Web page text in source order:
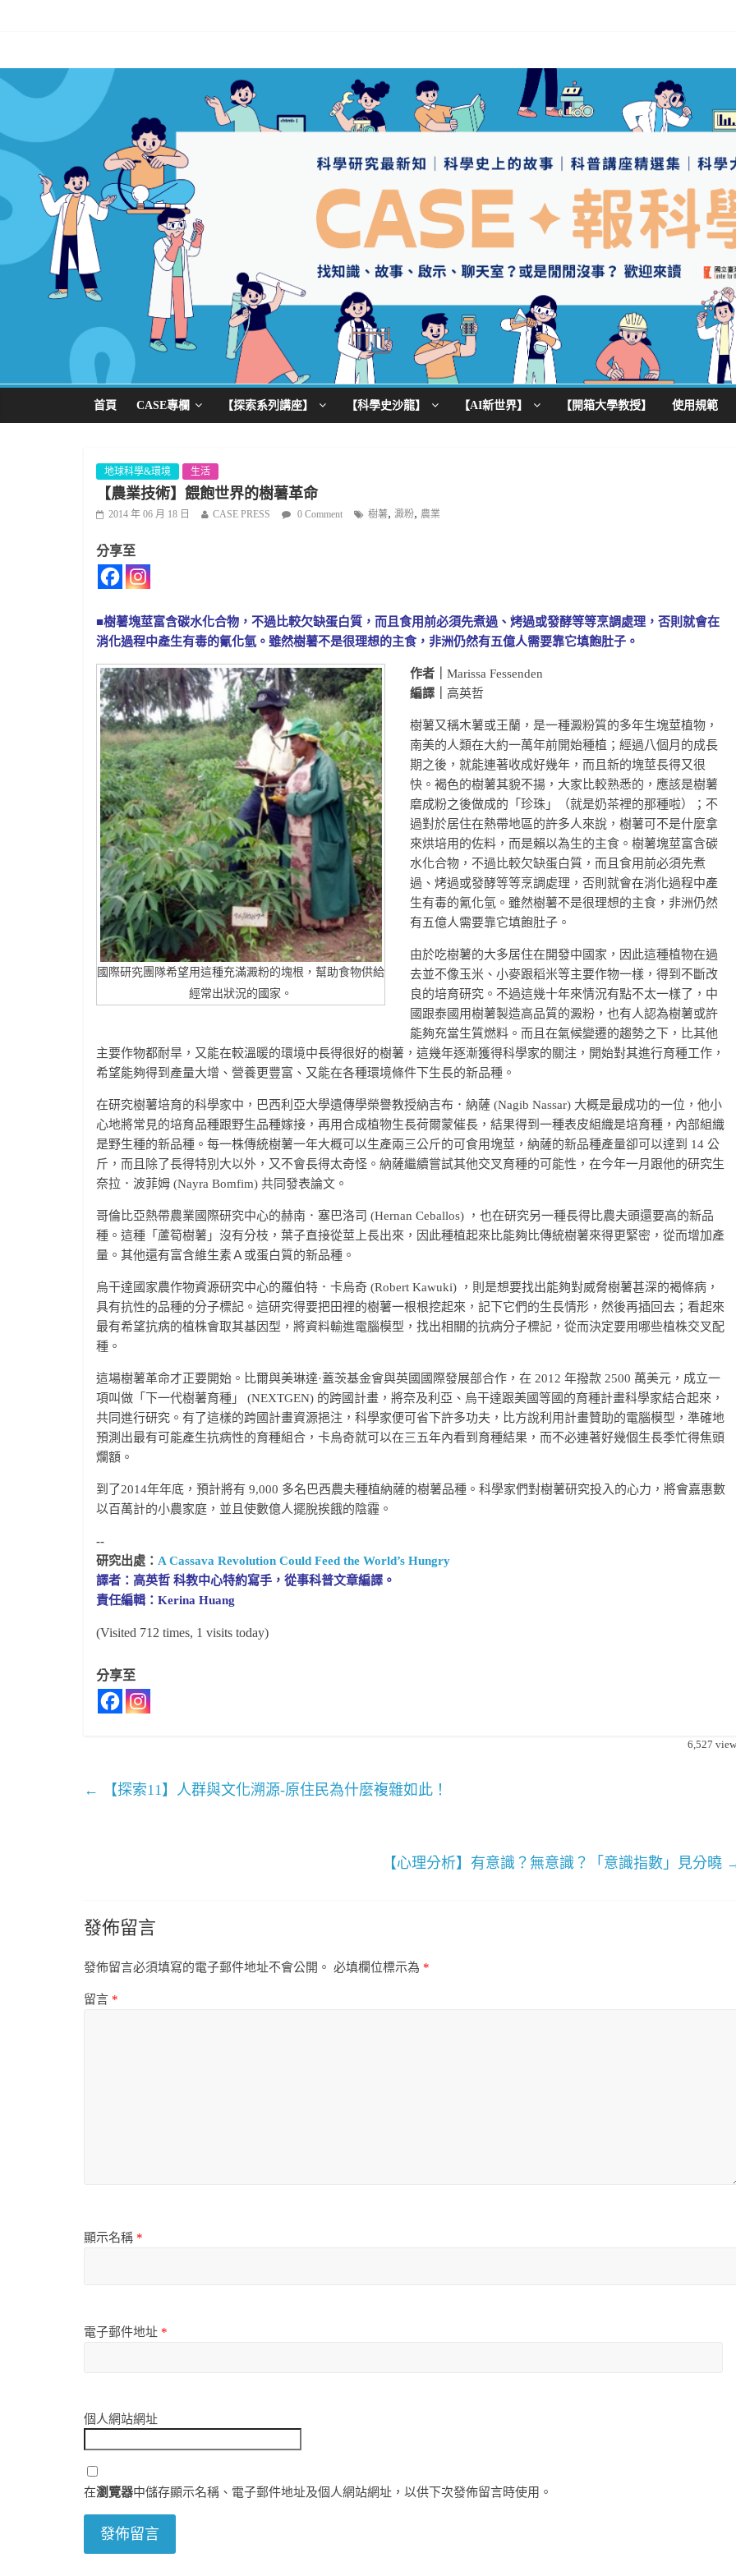
首頁 CASE專欄 【探索系列講座】 【科學史沙龍】 【AI新世界】 【開箱大學教授】 使用規範
地球科學&環境 生活
【農業技術】餵飽世界的樹薯革命
2014 年 06 月 18 日 CASE PRESS 0 Comment 樹薯, 澱粉, 農業
分享至
■樹薯塊莖富含碳水化合物，不過比較欠缺蛋白質，而且食用前必須先煮過、烤過或發酵等等烹調處理，否則就會在
消化過程中產生有毒的氰化氫。雖然樹薯不是很理想的主食，非洲仍然有五億人需要靠它填飽肚子。
國際研究團隊希望用這種充滿澱粉的塊根，幫助食物供給
經常出狀況的國家。
作者｜ Marissa Fessenden
編譯｜ 高英哲
樹薯又稱木薯或王蘭，是一種澱粉質的多年生塊莖植物，
南美的人類在大約一萬年前開始種植；經過八個月的成長
期之後，就能連著收成好幾年，而且新的塊莖長得又很
快。褐色的樹薯其貌不揚，大家比較熟悉的，應該是樹薯
磨成粉之後做成的「珍珠」（就是奶茶裡的那種啦）；不
過對於居住在熱帶地區的許多人來說，樹薯可不是什麼拿
來烘培用的佐料，而是賴以為生的主食。樹薯塊莖富含碳
水化合物，不過比較欠缺蛋白質，而且食用前必須先煮
過、烤過或發酵等等烹調處理，否則就會在消化過程中產
生有毒的氰化氫。雖然樹薯不是很理想的主食，非洲仍然
有五億人需要靠它填飽肚子。
由於吃樹薯的大多居住在開發中國家，因此這種植物在過
去並不像玉米、小麥跟稻米等主要作物一樣，得到不斷改
良的培育研究。 不過這幾十年來情況有點不太一樣了，中
國跟泰國用樹薯製造高品質的澱粉，也有人認為樹薯或許
能夠充當生質燃料。而且在氣候變遷的趨勢之下，比其他
主要作物都耐旱，又能在較溫暖的環境中長得很好的樹薯，這幾年逐漸獲得科學家的關注，開始對其進行育種工作，
希望能夠得到產量大增、營養更豐富、又能在各種環境條件下生長的新品種。
在研究樹薯培育的科學家中，巴西利亞大學遺傳學榮譽教授納吉布．納薩 (Nagib Nassar) 大概是最成功的一位，他小
心地將常見的培育品種跟野生品種嫁接，再用合成植物生長荷爾蒙催長，結果得到一種表皮組織是培育種，內部組織
是野生種的新品種。每一株傳統樹薯一年大概可以生產兩三公斤的可食用塊莖，納薩的新品種產量卻可以達到 14 公
斤，而且除了長得特別大以外，又不會長得太奇怪。納薩繼續嘗試其他交叉育種的可能性，在今年一月跟他的研究生
奈拉．波菲姆 (Nayra Bomfim) 共同發表論文。
哥倫比亞熱帶農業國際研究中心的赫南．塞巴洛司 (Hernan Ceballos) ，也在研究另一種長得比農夫頭還要高的新品
種。這種「蘆筍樹薯」沒有分枝，葉子直接從莖上長出來，因此種植起來比能夠比傳統樹薯來得更緊密，從而增加產
量。其他還有富含維生素Ａ或蛋白質的新品種。
烏干達國家農作物資源研究中心的羅伯特．卡烏奇 (Robert Kawuki) ，則是想要找出能夠對威脅樹薯甚深的褐條病，
具有抗性的品種的分子標記。這研究得要把田裡的樹薯一根根挖起來，記下它們的生長情形，然後再插回去；看起來
最有希望抗病的植株會取其基因型，將資料輸進電腦模型，找出相關的抗病分子標記，從而決定要用哪些植株交叉配
種。
這場樹薯革命才正要開始。比爾與美琳達·蓋茨基金會與英國國際發展部合作，在 2012 年撥款 2500 萬美元，成立一
項叫做「下一代樹薯育種」 (NEXTGEN) 的跨國計畫，將奈及利亞、烏干達跟美國等國的育種計畫科學家結合起來，
共同進行研究。有了這樣的跨國計畫資源挹注，科學家便可省下許多功夫，比方說利用計畫贊助的電腦模型，準確地
預測出最有可能產生抗病性的育種組合，卡烏奇就可以在三五年內看到育種結果，而不必連著好幾個生長季忙得焦頭
爛額。
到了2014年年底，預計將有 9,000 多名巴西農夫種植納薩的樹薯品種。科學家們對樹薯研究投入的心力，將會嘉惠數
以百萬計的小農家庭，並且使數億人擺脫挨餓的陰霾。
--
研究出處： A Cassava Revolution Could Feed the World’s Hungry
譯者：高英哲 科教中心特約寫手，從事科普文章編譯。
責任編輯：Kerina Huang
(Visited 712 times, 1 visits today)
分享至
6,527
← 【探索11】人群與文化溯源-原住民為什麼複雜如此！
【心理分析】有意識？無意識？「意識指數」見分曉
發佈留言
發佈留言必須填寫的電子郵件地址不會公開。 必填欄位標示為 *
留言 *
顯示名稱 *
電子郵件地址 *
個人網站網址
在瀏覽器中儲存顯示名稱、電子郵件地址及個人網站網址，以供下次發佈留言時使用。